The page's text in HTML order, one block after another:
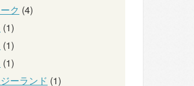
ク (4)
(1)
(1)
(1)
ーランド (1)